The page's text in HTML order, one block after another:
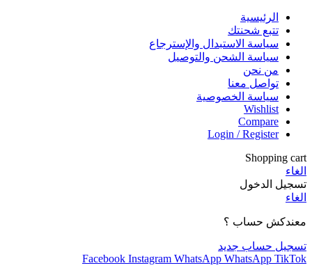
الرئيسية
تتبع شحنتك
سياسة الاستبدال والإسترجاع
سياسة الشحن والتوصيل
من نحن
تواصل معنا
سياسة الخصوصية
Wishlist
Compare
Login / Register
Shopping cart
الغاء
تسجيل الدخول
الغاء
معندكش حساب ؟
تسجيل حساب جديد
Facebook Instagram WhatsApp WhatsApp TikTok